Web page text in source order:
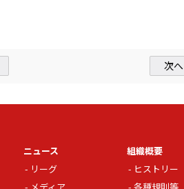
次へ
ニュース
リーグ
メディア
組織概要
ヒストリー
各種規則等